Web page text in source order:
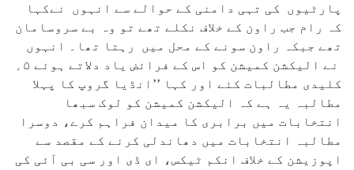
پارٹیوں کی تہی دامنی کے حوالے سے انہوں نےکہا
کہ رام جب راون کے خلاف نکلے تھے تو وہ بے سروسامان
تھے جبکہ راون سونے کے محل میں رہتا تھا۔ انہوں
کلیدی مطالبات کئے اور کہا ’’انڈیا گروپ کا پہلا
مطالبہ یہ ہے کہ الیکشن کمیشن کو لوک سبھا
انتخابات میں برابری کا میدان فراہم کرے، دوسرا
مطالبہ انتخابات میں دھاندلی کرنے کے مقصد سے
اپوزیشن کے خلاف انکم ٹیکس، ای ڈی اور سی بی آئی کی